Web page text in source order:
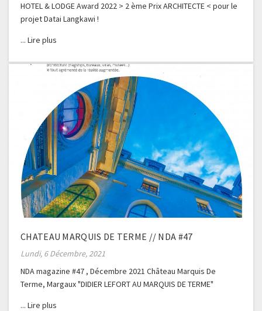
HOTEL & LODGE Award 2022 > 2 ème Prix ARCHITECTE < pour le
projet Datai Langkawi !
CHATEAU MARQUIS DE TERME // NDA #47
Lundi, 6 Décembre, 2021
NDA magazine #47 , Décembre 2021 Château Marquis De
Terme, Margaux "DIDIER LEFORT AU MARQUIS DE TERME"